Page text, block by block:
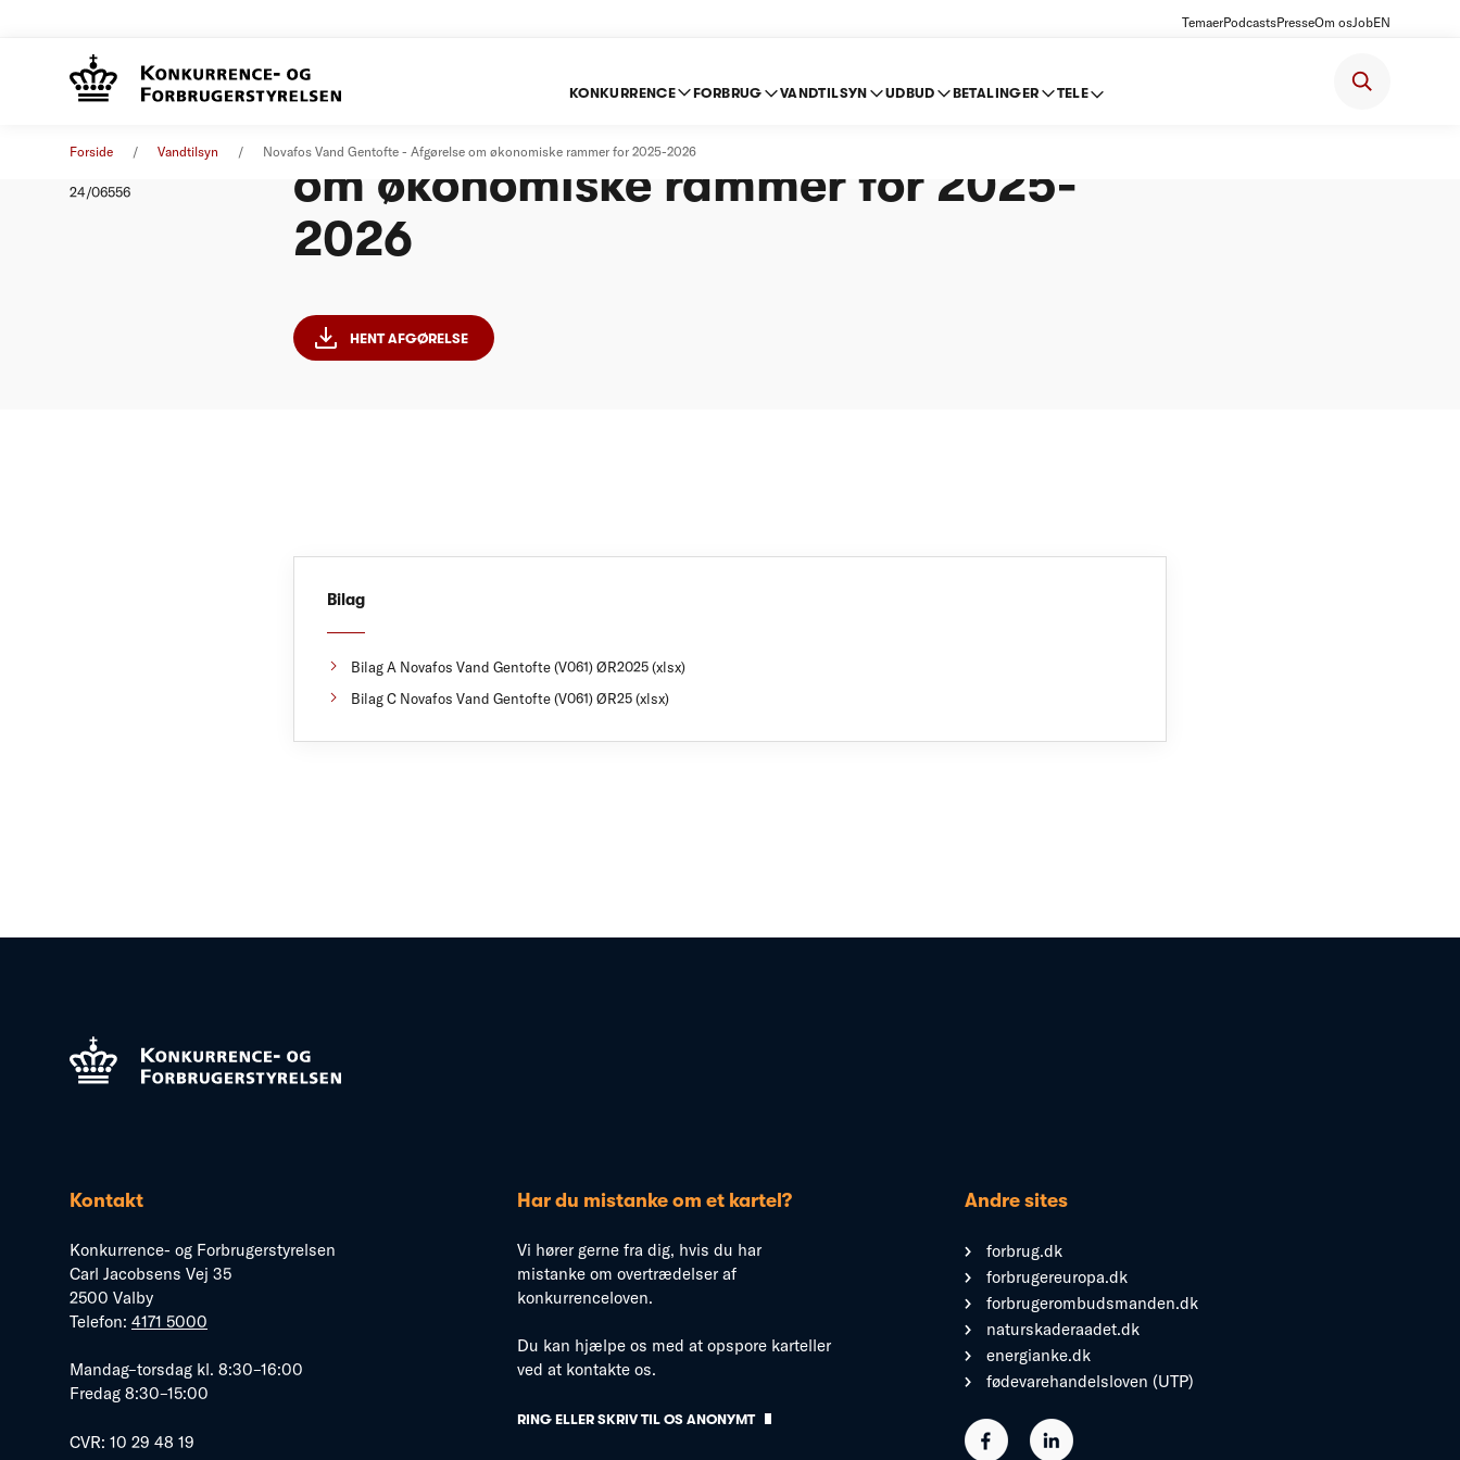
TemaerPodcastsPresseOm osJobEN
KONKURRENCE FORBRUG VANDTILSYN UDBUD BETALINGER TELE
Forside Vandtilsyn Novafos Vand Gentofte - Afgørelse om økonomiske rammer for 2025-2026
24/06556
om økonomiske rammer for 2025-
2026
HENT AFGØRELSE
Bilag
Bilag A Novafos Vand Gentofte (V061) ØR2025 (xlsx)
Bilag C Novafos Vand Gentofte (V061) ØR25 (xlsx)
Kontakt
Konkurrence- og Forbrugerstyrelsen
Carl Jacobsens Vej 35
2500 Valby
Telefon: 4171 5000
Mandag–torsdag kl. 8:30–16:00
Fredag 8:30–15:00
CVR: 10 29 48 19
Har du mistanke om et kartel?
Vi hører gerne fra dig, hvis du har
mistanke om overtrædelser af
konkurrenceloven.
Du kan hjælpe os med at opspore karteller
ved at kontakte os.
RING ELLER SKRIV TIL OS ANONYMT
Andre sites
forbrug.dk
forbrugereuropa.dk
forbrugerombudsmanden.dk
naturskaderaadet.dk
energianke.dk
fødevarehandelsloven (UTP)